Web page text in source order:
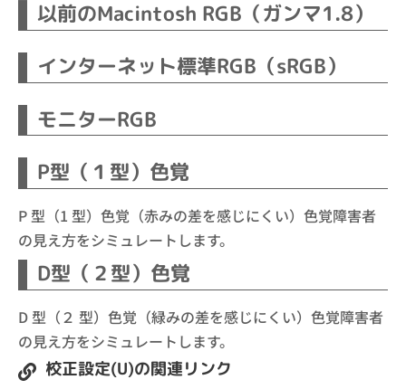
以前のMacintosh RGB（ガンマ1.8）
インターネット標準RGB（sRGB）
モニターRGB
P型（１型）色覚
P 型（1 型）色覚（赤みの差を感じにくい）色覚障害者
の見え方をシミュレートします。
D型（２型）色覚
D 型（２ 型）色覚（緑みの差を感じにくい）色覚障害者
の見え方をシミュレートします。
校正設定(U)の関連リンク